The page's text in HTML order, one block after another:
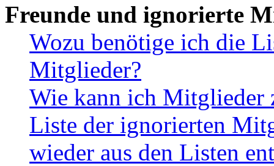
Freunde und ignorierte
Wozu benötige ich die
Mitglieder?
Wie kann ich Mitglieder
Liste der ignorierten
wieder aus den Listen